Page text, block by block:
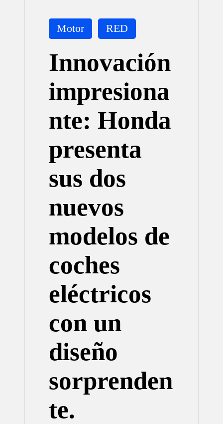
Publicada
en
Motor RED
Innovación
impresiona
nte: Honda
presenta
sus dos
nuevos
modelos de
coches
eléctricos
con un
diseño
sorprenden
te.